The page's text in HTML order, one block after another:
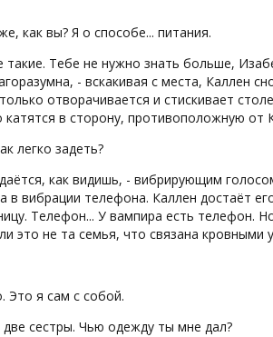
как вы? Я о способе... питания.
такие. Тебе не нужно знать больше,
- вскакивая с места, Каллен
отворачивается и стискивает
катятся в сторону, противоположную от
легко задеть?
как видишь, - вибрирующим
в вибрации телефона. Каллен достаёт
Телефон... У вампира есть телефон.
это не та семья, что связана кровными
Это я сам с собой.
две сестры. Чью одежду ты мне дал?